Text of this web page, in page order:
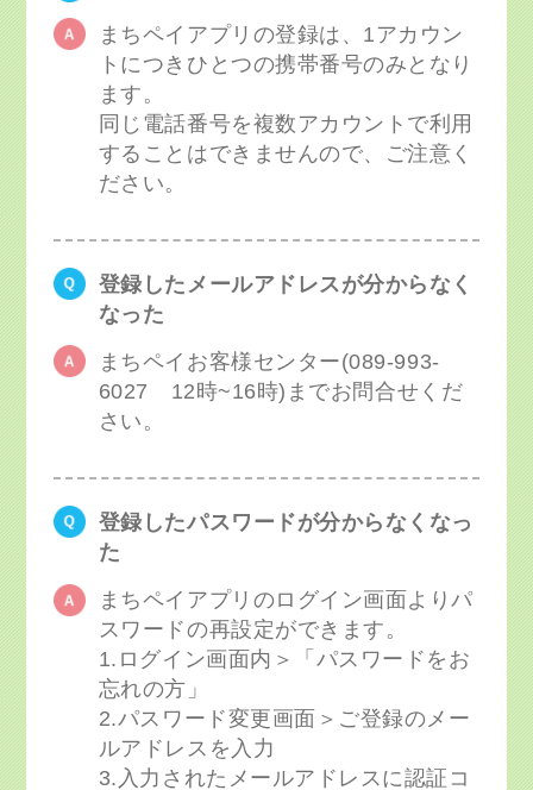
まちペイアプリの登録は、1アカウン
トにつきひとつの携帯番号のみとなり
ます。
同じ電話番号を複数アカウントで利用
することはできませんので、ご注意く
ださい。
登録したメールアドレスが分からなく
なった
まちペイお客様センター(089-993-
6027 12時~16時)までお問合せくだ
さい。
登録したパスワードが分からなくなっ
た
まちペイアプリのログイン画面よりパ
スワードの再設定ができます。
1.ログイン画面内＞「パスワードをお
忘れの方」
2.パスワード変更画面＞ご登録のメー
ルアドレスを入力
3.入力されたメールアドレスに認証コ